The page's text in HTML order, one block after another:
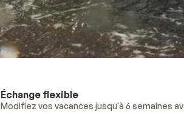
Échange flexible
Modifiez vos vacances jusqu'à 6 semaines